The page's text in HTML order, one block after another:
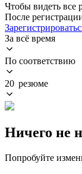
Чтобы видеть все
После
За всё время
По соответствию
20 резюме
Ничего не
Попробуйте